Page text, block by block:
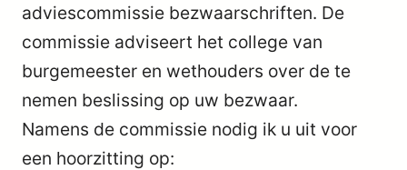
adviescommissie bezwaarschriften. De
commissie adviseert het college van
burgemeester en wethouders over de te
nemen beslissing op uw bezwaar.
Namens de commissie nodig ik u uit voor
een hoorzitting op: